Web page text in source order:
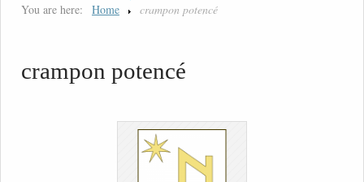
You are here: Home crampon potencé
crampon potencé